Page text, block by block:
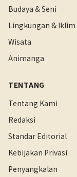
Budaya & Seni
Lingkungan & Iklim
Wisata
Animanga
TENTANG
Tentang Kami
Redaksi
Standar Editorial
Kebijakan Privasi
Penyangkalan